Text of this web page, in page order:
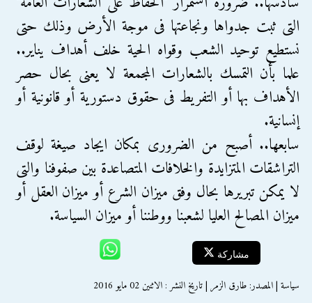
التى ثبت جدواها ونجاعتها فى موجة الأرض وذلك حتى
نستطيع توحيد الشعب وقواه الحية خلف أهداف يناير..
علما بأن التمسك بالشعارات المجمعة لا يعنى بحال حصر
الأهداف بها أو التفريط فى حقوق دستورية أو قانونية أو
إنسانية.
سابعها.. أصبح من الضرورى بمكان ايجاد صيغة لوقف
التراشقات المتزايدة والخلافات المتصاعدة بين صفوفنا والتى
لا يمكن تبريرها بحال وفق ميزان الشرع أو ميزان العقل أو
ميزان المصالح العليا لشعبنا ووطننا أو ميزان السياسة.
مشاركة
سياسة | المصدر: طارق الزمر | تاريخ النشر : الاثنين 02 مايو 2016